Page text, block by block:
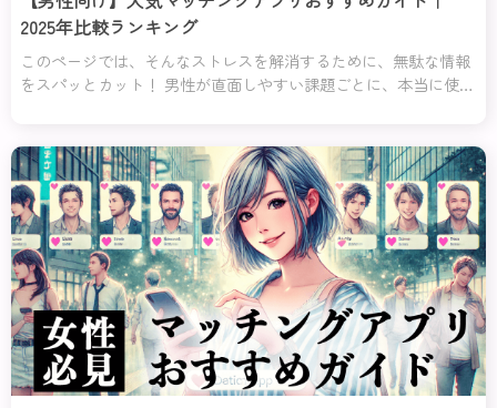
2025年比較ランキング
このページでは、そんなストレスを解消するために、無駄な情報
をスパッとカット！ 男性が直面しやすい課題ごとに、本当に使え
分にピッタリのアプリが見つかるはずよ！